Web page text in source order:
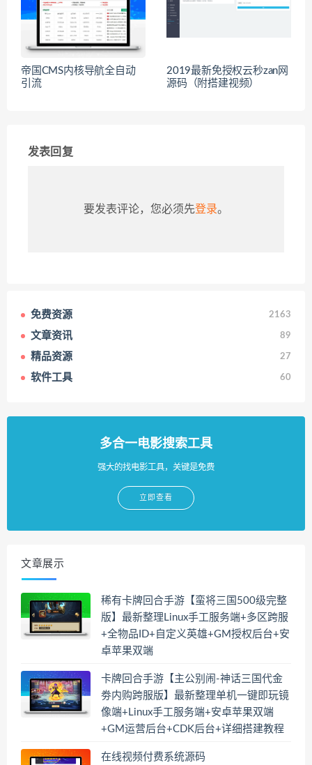
帝国CMS内核导航全自动
引流
2019最新免授权云秒zan网
源码（附搭建视频）
发表回复
要发表评论，您必须先登录。
免费资源 2163
文章资讯 89
精品资源 27
软件工具 60
多合一电影搜索工具
强大的找电影工具，关键是免费
立即查看
文章展示
稀有卡牌回合手游【蛮将三国500级完整
版】最新整理Linux手工服务端+多区跨服
+全物品ID+自定义英雄+GM授权后台+安
卓苹果双端
卡牌回合手游【主公别闹-神话三国代金
劵内购跨服版】最新整理单机一键即玩镜
像端+Linux手工服务端+安卓苹果双端
+GM运营后台+CDK后台+详细搭建教程
在线视频付费系统源码